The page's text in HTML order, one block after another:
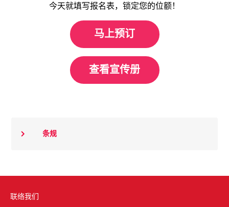
今天就填写报名表，锁定您的位额！
马上预订
查看宣传册
条规
联络我们